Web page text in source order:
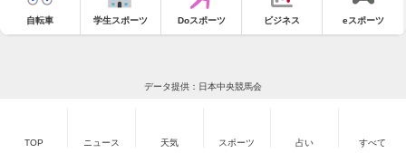
自転車 学生スポーツ Doスポーツ ビジネス eスポーツ
データ提供：日本中央競馬会
TOP ニュース 天気 スポーツ 占い すべて